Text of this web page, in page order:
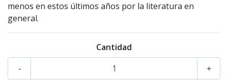
menos en estos últimos años por la literatura en
general.
Cantidad
+
-